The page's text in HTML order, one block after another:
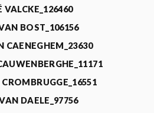
VALCKE_126460
BOST_106156
CAENEGHEM_23630
DAELE_97756